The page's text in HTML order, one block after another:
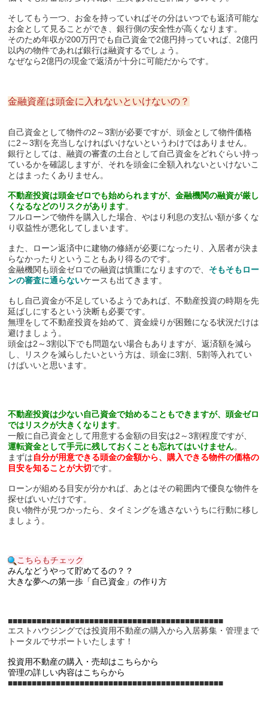
そしてもう一つ、お金を持っていればその分はいつでも返済可能な
お金として見ることができ、銀行側の安全性が高くなります。
そのため年収が200万円でも自己資金で2億円持っていれば、2億円
以内の物件であれば銀行は融資するでしょう。
なぜなら2億円の現金で返済が十分に可能だからです。
金融資産は頭金に入れないといけないの？
自己資金として物件の2～3割が必要ですが、頭金として物件価格
に2～3割を充当しなければいけないというわけではありません。
銀行としては、融資の審査の土台として自己資金をどれぐらい持っ
ているかを確認しますが、それを頭金に全額入れないといけないこ
とはまったくありません。
不動産投資は頭金ゼロでも始められますが、金融機関の融資が厳し
くなるなどのリスクがあります。
フルローンで物件を購入した場合、やはり利息の支払い額が多くな
り収益性が悪化してしまいます。
また、ローン返済中に建物の修繕が必要になったり、入居者が決ま
らなかったりということもあり得るのです。
金融機関も頭金ゼロでの融資は慎重になりますので、 そもそもロー
ンの審査に通らないケースも出てきます。
もし自己資金が不足しているようであれば、不動産投資の時期を先
延ばしにするという決断も必要です。
無理をして不動産投資を始めて、資金繰りが困難になる状況だけは
避けましょう。
頭金は2～3割以下でも問題ない場合もありますが、返済額を減ら
し、リスクを減らしたいという方は、頭金に3割、5割等入れてい
けばいいと思います。
不動産投資は少ない自己資金で始めることもできますが、頭金ゼロ
ではリスクが大きくなります。
一般に自己資金として用意する金額の目安は2～3割程度ですが、
運転資金として手元に残しておくことも忘れてはいけません。
まずは自分が用意できる頭金の金額から、購入できる物件の価格の
目安を知ることが大切です。
ローンが組める目安が分かれば、あとはその範囲内で優良な物件を
探せばいいだけです。
良い物件が見つかったら、タイミングを逃さないうちに行動に移し
ましょう。
こちらもチェック
みんなどうやって貯めてるの？？
大きな夢への第一歩「自己資金」の作り方
■■■■■■■■■■■■■■■■■■■■■■■■■■■■■■■■■■■■■■■■■■■■■
エストハウジングでは投資用不動産の購入から入居募集・管理まで
トータルでサポートいたします！
投資用不動産の購入・売却はこちらから
管理の詳しい内容はこちらから
■■■■■■■■■■■■■■■■■■■■■■■■■■■■■■■■​​​​​​​■■■■​​​​​​​■■■■​​​​​​​■■■■■